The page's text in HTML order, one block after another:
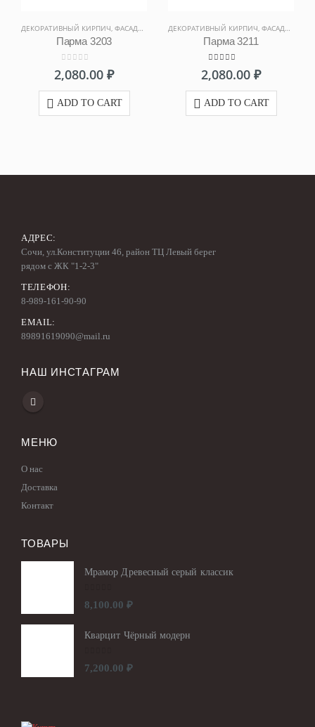
ДЕКОРАТИВНЫЙ КИРПИЧ, ФАСАДНЫЕ ПЛИТКИ
Парма 3203
out of 5
2,080.00 ₽
ADD TO CART
ДЕКОРАТИВНЫЙ КИРПИЧ, ФАСАДНЫЕ ПЛИТКИ
Парма 3211
5.00 out of 5
2,080.00 ₽
ADD TO CART
АДРЕС:
Сочи, ул.Конституции 46, район ТЦ Левый берег
рядом с ЖК "1-2-3"
ТЕЛЕФОН:
8-989-161-90-90
EMAIL:
89891619090@mail.ru
НАШ ИНСТАГРАМ
МЕНЮ
О нас
Доставка
Контакт
ТОВАРЫ
Мрамор Древесный серый классик
8,100.00 ₽
Кварцит Чёрный модерн
7,200.00 ₽